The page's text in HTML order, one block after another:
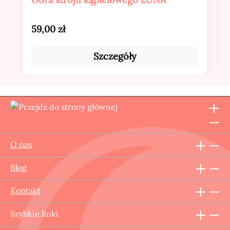
Cena regularna:
59,00 zł
Szczegóły
O nas
Blog
Kontakt
Szybkie linki